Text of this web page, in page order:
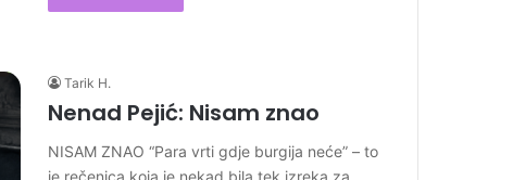
Tarik H.
Nenad Pejić: Nisam znao
NISAM ZNAO “Para vrti gdje burgija neće” – to
je rečenica koja je nekad bila tek izreka za